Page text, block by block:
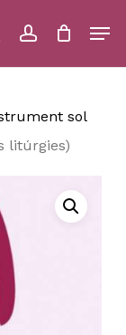
searchaccount
Close
sol
litúrgies)
Menu